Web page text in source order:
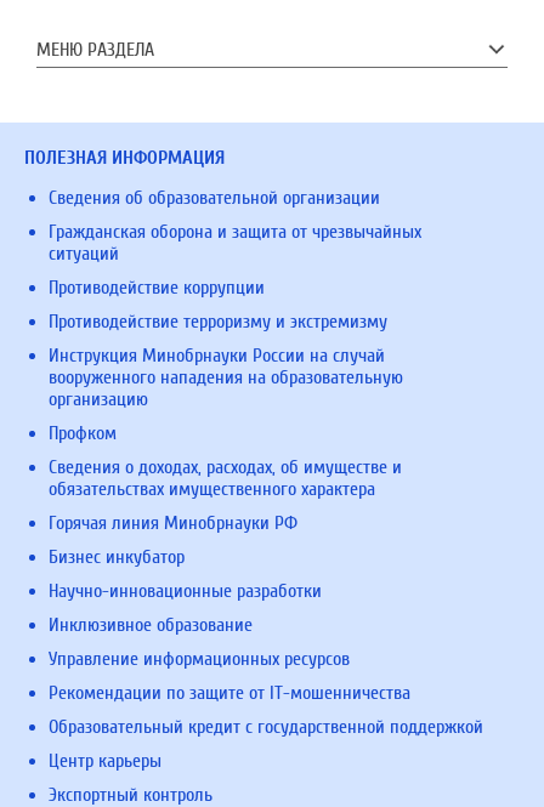
МЕНЮ РАЗДЕЛА
ПОЛЕЗНАЯ ИНФОРМАЦИЯ
Сведения об образовательной организации
Гражданская оборона и защита от чрезвычайных
ситуаций
Противодействие коррупции
Противодействие терроризму и экстремизму
Инструкция Минобрнауки России на случай
вооруженного нападения на образовательную
организацию
Профком
Сведения о доходах, расходах, об имуществе и
обязательствах имущественного характера
Горячая линия Минобрнауки РФ
Бизнес инкубатор
Научно-инновационные разработки
Инклюзивное образование
Управление информационных ресурсов
Рекомендации по защите от IT-мошенничества
Образовательный кредит с государственной поддержкой
Центр карьеры
Экспортный контроль